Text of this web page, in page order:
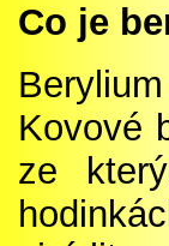
Co je
Kovové
ze